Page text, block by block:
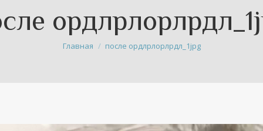
Вы здесь:
Главная после ордлрлорлрдл_1jpg